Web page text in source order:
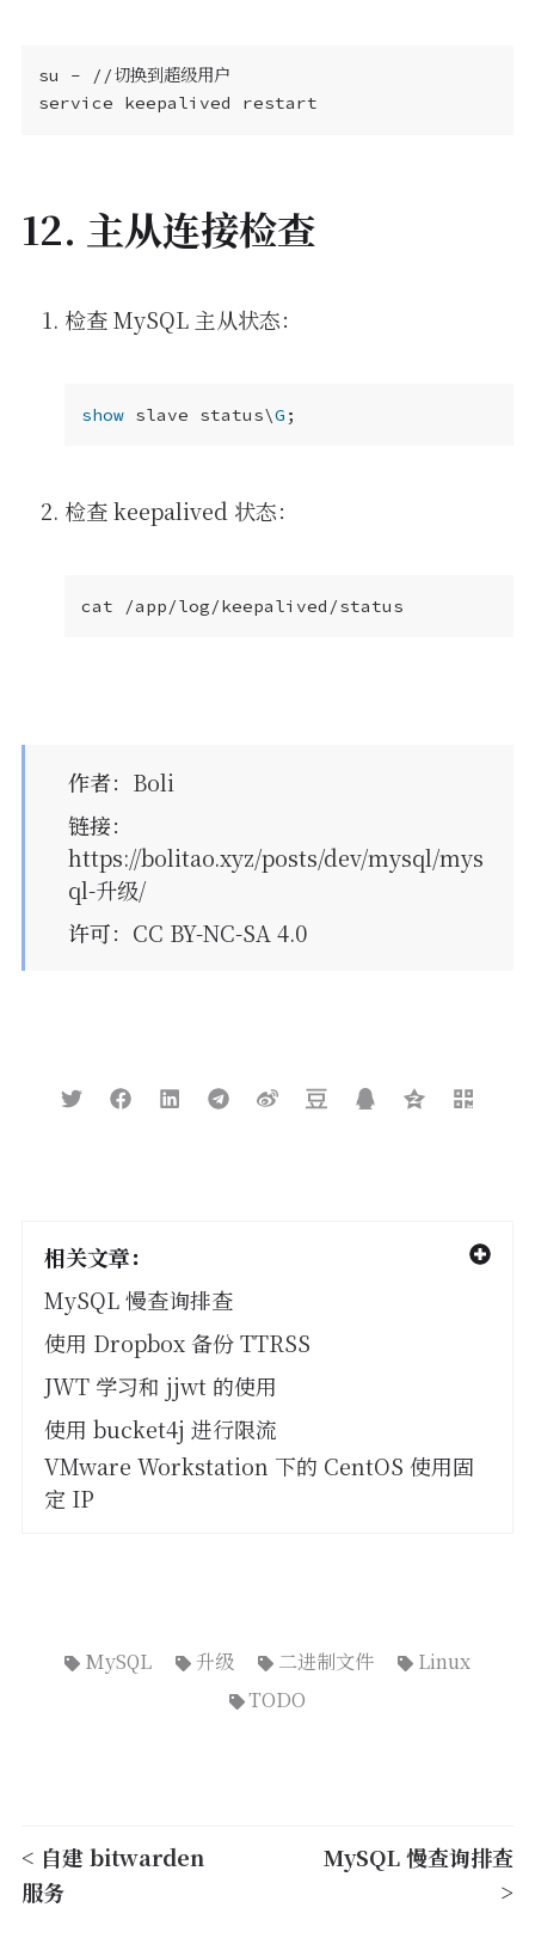
12. 主从连接检查
检查 MySQL 主从状态：
show slave status\G ;
检查 keepalived 状态：
作者： Boli
链接：
https://bolitao.xyz/posts/dev/mysql/mys
ql-升级/
许可：CC BY-NC-SA 4.0
相关文章：
MySQL 慢查询排查
使用 Dropbox 备份 TTRSS
JWT 学习和 jjwt 的使用
使用 bucket4j 进行限流
VMware Workstation 下的 CentOS 使用固
定 IP
MySQL 升级 二进制文件
Linux
TODO
< 自建 bitwarden
服务
MySQL 慢查询排查
>